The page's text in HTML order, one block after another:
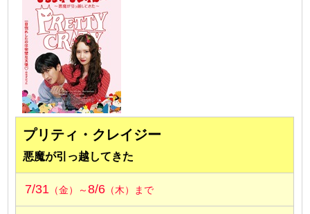
プリティ・クレイジー
悪魔が引っ越してきた
7/31 （金）～8/6 （木）まで